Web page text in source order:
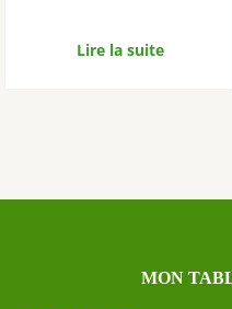
Lire la suite
MON